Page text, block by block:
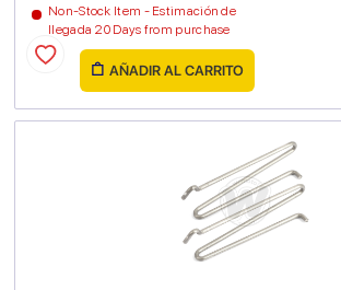
Non-Stock Item - Estimación de
llegada 20 Days from purchase
AÑADIR AL CARRITO